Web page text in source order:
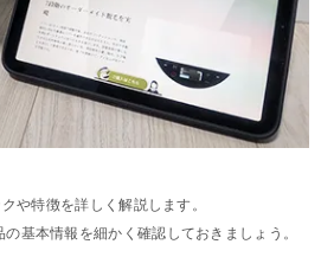
や特徴を詳しく解説します。
基本情報を細かく確認しておきましょう。